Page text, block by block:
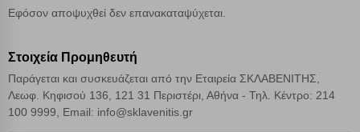
Εφόσον αποψυχθεί δεν επανακαταψύχεται.
Στοιχεία Προμηθευτή
Παράγεται και συσκευάζεται από την Εταιρεία ΣΚΛΑΒΕΝΙΤΗΣ,
Λεωφ. Κηφισού 136, 121 31 Περιστέρι, Αθήνα - Τηλ. Κέντρο: 214
100 9999, Email: info@sklavenitis.gr